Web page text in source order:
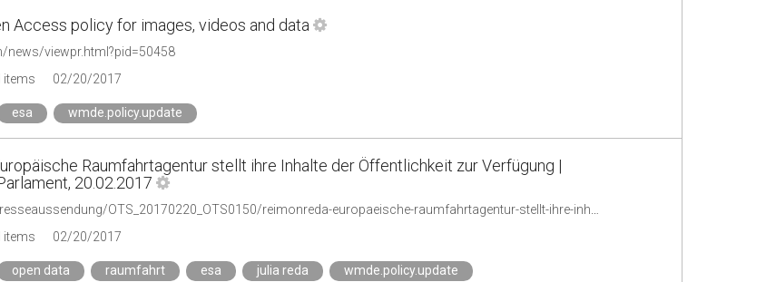
Access policy for images, videos and data
viewpr.html?pid=50458
items
02/20/2017
esa wmde.policy.update
Raumfahrtagentur stellt ihre Inhalte der Öffentlichkeit zur Verfügung |
20.02.2017
items
02/20/2017
open data raumfahrt esa julia reda wmde.policy.update